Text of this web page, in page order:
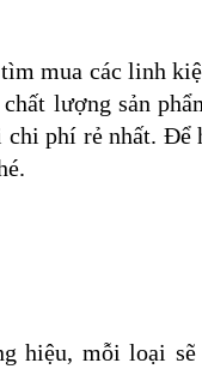
mua các linh
lượng sản
chi phí rẻ nhất. Để
hiệu, mỗi loại